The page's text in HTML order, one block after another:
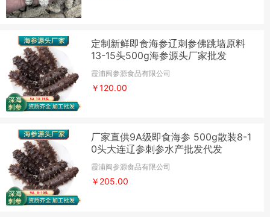
定制新鲜即食海参辽刺参佛跳墙原料
13-15头500g海参源头厂家批发
霞浦闽参源食品有限公司
￥120.00
厂家直供9A级即食海参 500g散装8-1
0头大连辽参刺参水产批发代发
霞浦闽参源食品有限公司
￥205.00